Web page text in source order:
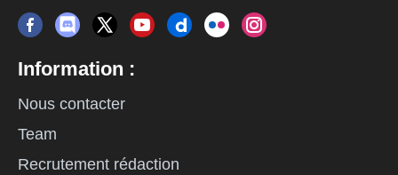
Information :
Nous contacter
Team
Recrutement rédaction